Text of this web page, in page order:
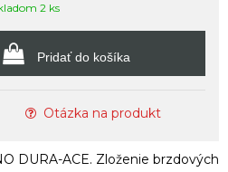
2 ks
Pridať do košíka
Otázka na produkt
DURA-ACE. Zloženie brzdových